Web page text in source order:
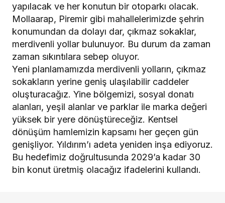
yapılacak ve her konutun bir otoparkı olacak.
Mollaarap, Piremir gibi mahallelerimizde şehrin
konumundan da dolayı dar, çıkmaz sokaklar,
merdivenli yollar bulunuyor. Bu durum da zaman
zaman sıkıntılara sebep oluyor.
Yeni planlamamızda merdivenli yolların, çıkmaz
sokakların yerine geniş ulaşılabilir caddeler
oluşturacağız. Yine bölgemizi, sosyal donatı
alanları, yeşil alanlar ve parklar ile marka değeri
yüksek bir yere dönüştüreceğiz. Kentsel
dönüşüm hamlemizin kapsamı her geçen gün
genişliyor. Yıldırım’ı adeta yeniden inşa ediyoruz.
Bu hedefimiz doğrultusunda 2029’a kadar 30
bin konut üretmiş olacağız ifadelerini kullandı.